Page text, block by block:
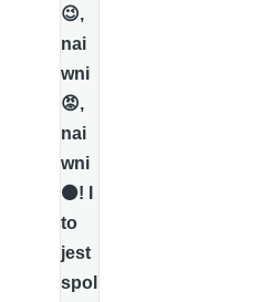
😉,
nai
wni
😡,
nai
wni
⚫️! I
to
jest
spol